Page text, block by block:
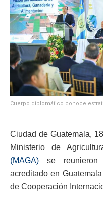
Cuerpo diplomático conoce
Ciudad de Guatemala,
Ministerio de
(MAGA) se reunieron
acreditado en
de Cooperación